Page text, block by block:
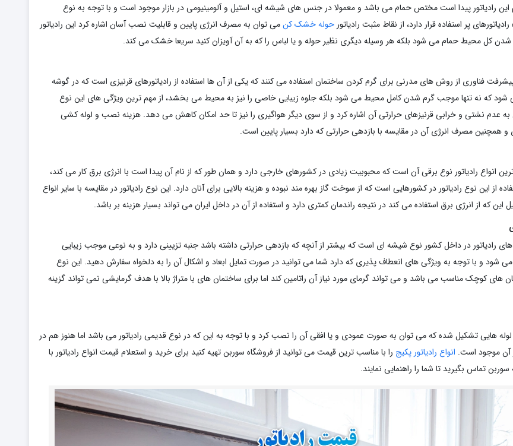
این رادیاتور پیدا است مختص حمام می باشد و معمولا در جنس های شیشه ای، استیل و آلومینیومی در بازار موجود است و با توجه به نوع
پر استفاده قرار دارد، از نقاط مثبت رادیاتورحوله خشک کنمی توان به مصرف انرژی پایین و قابلیت نصب آسان اشاره کرد این رادیاتور
شدن کل محیط حمام می شود بلکه هر وسیله دیگری نظیر حوله و یا لباس را که به آن آویزان کنید سریعا خشک می کند.
پیشرفت فناوری از روش های مدرنی برای گرم کردن ساختمان استفاده می کنند که یکی از آن ها استفاده از رادیاتورهای قرنیزی است که در گوشه
که نه تنها موجب گرم شدن کامل محیط می شود بلکه جلوه زیبایی خاصی را نیز به محیط می بخشد، از مهم ترین ویژگی های این نوع
به عدم نشتی و خرابی قرنیزهای حرارتی آن اشاره کرد و از سوی دیگر هواگیری را نیز تا حد امکان کاهش می دهد. هزینه نصب و لوله کشی
و همچنین مصرف انرژی آن در مقایسه با بازدهی حرارتی که دارد بسیار پایین است.
انواع رادیاتور نوع برقی آن است که محبوبیت زیادی در کشورهای خارجی دارد و همان طور که از نام آن پیدا است با انرژی برق کار می کند،
از این نوع رادیاتور در کشورهایی است که از سوخت گاز بهره مند نبوده و هزینه بالایی برای آنان دارد. این نوع رادیاتور در مقایسه با سایر انواع
این که از انرژی برق استفاده می کند در نتیجه راندمان کمتری دارد و استفاده از آن در داخل ایران می تواند بسیار هزینه بر باشد.
رادیاتور در داخل کشور نوع شیشه ای است که بیشتر از آنچه که بازدهی حرارتی داشته باشد جنبه تزیینی دارد و به نوعی موجب زیبایی
شود و با توجه به ویژگی های انعطاف پذیری که دارد شما می توانید در صورت تمایل ابعاد و اشکال آن را به دلخواه سفارش دهید. این نوع
های کوچک مناسب می باشد و می تواند گرمای مورد نیاز آن راتامین کند اما برای ساختمان های با متراژ بالا با هدف گرمایشی نمی تواند گزینه
لوله هایی تشکیل شده که می توان به صورت عمودی و یا افقی آن را نصب کرد و با توجه به این که در نوع قدیمی رادیاتور می باشد اما هنوز هم در
آن موجود است. انواع رادیاتور پکیج را با مناسب ترین قیمت می توانید از فروشگاه سوربن تهیه کنید برای خرید و استعلام قیمت انواع رادیاتور با
تماس بگیرید تا شما را راهنمایی نمایند.